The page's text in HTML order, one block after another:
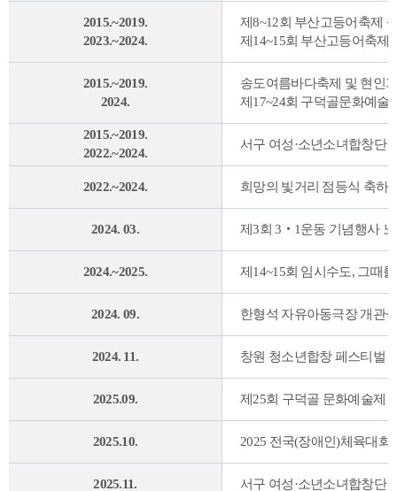
2015.~2019.
2023.~2024.
제8~12회 부산고등어축제
제14~15회 부산고등어축제
2015.~2019.
2024.
송도여름바다축제 및 현인
제17~24회 구덕골문화예술
2015.~2019.
2022.~2024.
서구 여성·소년소녀합창단
2022.~2024. 희망의 빛거리 점등식 축하
2024. 03. 제3회 3‧1운동 기념행사
2024.~2025. 제14~15회 임시수도, 그때
2024. 09. 한형석 자유아동극장 개관
2024. 11. 창원 청소년합창 페스티벌
2025.09. 제25회 구덕골 문화예술제
2025.10. 2025 전국(장애인)체육대
2025.11. 서구 여성·소년소녀합창단